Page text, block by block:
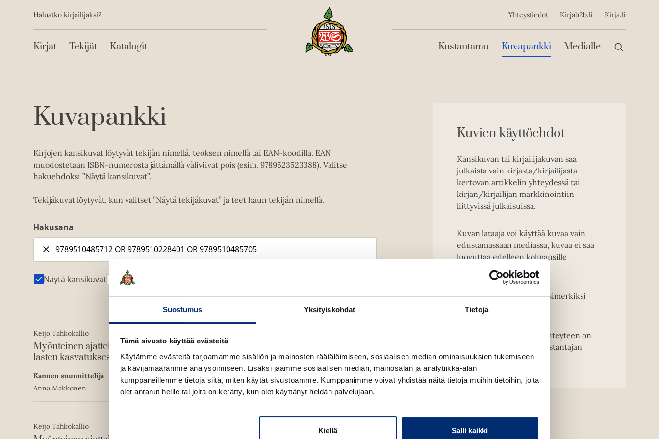
Suostumus Yksityiskohdat Tietoja
Tämä sivusto käyttää evästeitä
Käytämme evästeitä tarjoamamme sisällön ja mainosten räätälöimiseen, sosiaalisen median ominaisuuksien tukemiseen
ja kävijämäärämme analysoimiseen. Lisäksi jaamme sosiaalisen median, mainosalan ja analytiikka-alan
kumppaneillemme tietoja siitä, miten käytät sivustoamme. Kumppanimme voivat yhdistää näitä tietoja muihin tietoihin, joita
olet antanut heille tai joita on kerätty, kun olet käyttänyt heidän palvelujaan.
Kiellä Salli kaikki
sisältöönToissijainen
Haluatko kirjailijaksi?
Päävalikko
Kirjat Tekijät Katalogit
Yhteystiedot Kirjab2b.fi Kirja.fi
Päävalikko
Kustantamo Kuvapankki Medialle
Kuvapankki
Kirjojen kansikuvat löytyvät tekijän nimellä, teoksen nimellä tai EAN-koodilla. EAN
muodostetaan ISBN-numerosta jättämällä väliviivat pois (esim. 9789523523388). Valitse
hakuehdoksi ”Näytä kansikuvat”.
Tekijäkuvat löytyvät, kun valitset ”Näytä tekijäkuvat” ja teet haun tekijän nimellä.
Hakusana
Näytä kansikuvat Näytä tekijäkuvat
Keijo Tahkokallio
Myönteinen ajattelu
lasten kasvatuksessa
Kannen suunnittelija
Anna Makkonen
E-kirja (epub2)
ISBN
9789510485712
1654x2480px
p
e
n
s
n
e
Lataa
Keijo Tahkokallio
Kuvien käyttöehdot
Kansikuvan tai kirjailijakuvan saa
julkaista vain kirjasta/kirjailijasta
kertovan artikkelin yhteydessä tai
kirjan/kirjailijan markkinointiin
liittyvissä julkaisuissa.
Kuvan lataaja voi käyttää kuvaa vain
edustamassaan mediassa, kuvaa ei saa
luovuttaa edelleen kolmansille
osapuolille.
Kansikuvien muuntelu, esimerkiksi
rajaaminen on kielletty.
HUOM! Kirjailijakuvien yhteyteen on
merkittävä kuvaajan ja kustantajan
nimi.